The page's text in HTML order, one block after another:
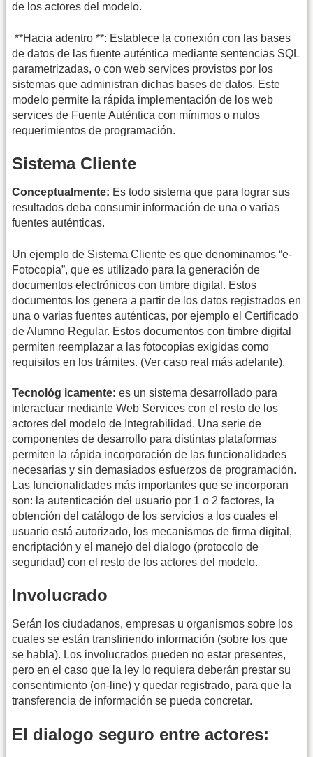
de los actores del modelo.
 **Hacia adentro **: Establece la conexión con las bases
de datos de las fuente auténtica mediante sentencias SQL
parametrizadas, o con web services provistos por los
sistemas que administran dichas bases de datos. Este
modelo permite la rápida implementación de los web
services de Fuente Auténtica con mínimos o nulos
requerimientos de programación.
Sistema Cliente
Conceptualmente: Es todo sistema que para lograr sus
resultados deba consumir información de una o varias
fuentes auténticas.
Un ejemplo de Sistema Cliente es que denominamos “e-
Fotocopia”, que es utilizado para la generación de
documentos electrónicos con timbre digital. Estos
documentos los genera a partir de los datos registrados en
una o varias fuentes auténticas, por ejemplo el Certificado
de Alumno Regular. Estos documentos con timbre digital
permiten reemplazar a las fotocopias exigidas como
requisitos en los trámites. (Ver caso real más adelante).
Tecnológ icamente: es un sistema desarrollado para
interactuar mediante Web Services con el resto de los
actores del modelo de Integrabilidad. Una serie de
componentes de desarrollo para distintas plataformas
permiten la rápida incorporación de las funcionalidades
necesarias y sin demasiados esfuerzos de programación.
Las funcionalidades más importantes que se incorporan
son: la autenticación del usuario por 1 o 2 factores, la
obtención del catálogo de los servicios a los cuales el
usuario está autorizado, los mecanismos de firma digital,
encriptación y el manejo del dialogo (protocolo de
seguridad) con el resto de los actores del modelo.
Involucrado
Serán los ciudadanos, empresas u organismos sobre los
cuales se están transfiriendo información (sobre los que
se habla). Los involucrados pueden no estar presentes,
pero en el caso que la ley lo requiera deberán prestar su
consentimiento (on-line) y quedar registrado, para que la
transferencia de información se pueda concretar.
El dialogo seguro entre actores: